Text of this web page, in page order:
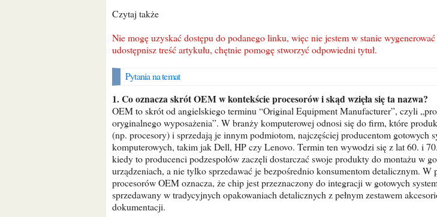
Czytaj także
Nie mogę uzyskać dostępu do podanego linku, więc nie jestem w stanie wygenerować tytułu. Jeśli
udostępnisz treść artykułu, chętnie pomogę stworzyć odpowiedni tytuł.
Pytania na temat
1. Co oznacza skrót OEM w kontekście procesorów i skąd wzięła się ta nazwa?
OEM to skrót od angielskiego terminu “Original Equipment Manufacturer”, czyli
oryginalnego wyposażenia”. W branży komputerowej odnosi się do firm, które
(np. procesory) i sprzedają je innym podmiotom, najczęściej producentom gotowych
komputerowych, takim jak Dell, HP czy Lenovo. Termin ten wywodzi się z lat 60. i
kiedy to producenci podzespołów zaczęli dostarczać swoje produkty do montażu w
urządzeniach, a nie tylko sprzedawać je bezpośrednio konsumentom detalicznym. W
procesorów OEM oznacza, że chip jest przeznaczony do integracji w gotowych
sprzedawany w tradycyjnych opakowaniach detalicznych z pełnym zestawem
dokumentacji.